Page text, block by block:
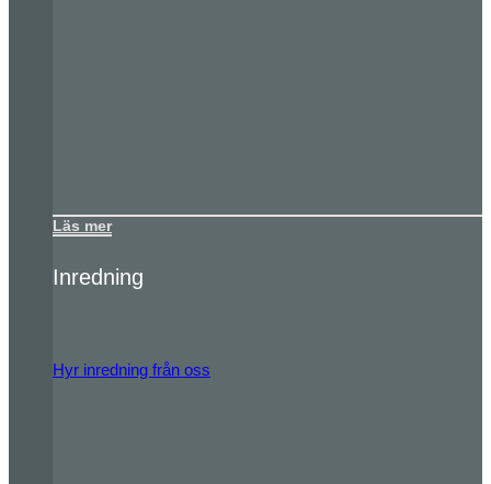
Läs mer
Inredning
Hyr inredning från oss